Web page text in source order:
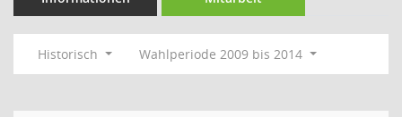
Historisch Wahlperiode 2009 bis 2014